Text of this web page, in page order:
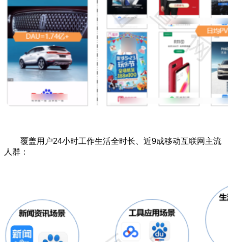
覆盖用户24小时工作生活全时长、近9成移动互联网主流
人群：